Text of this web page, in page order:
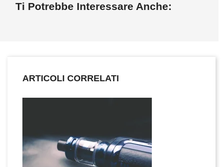
Ti Potrebbe Interessare Anche:
ARTICOLI CORRELATI